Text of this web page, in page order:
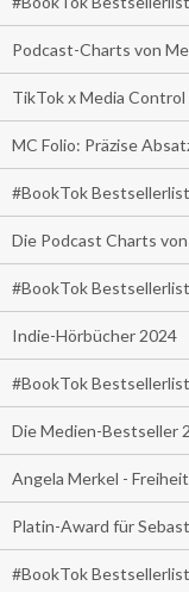
Podcast-Charts von
TikTok x Media
MC Folio: Präzise
#BookTok
Die Podcast Charts
#BookTok
Indie-Hörbücher 2024
#BookTok
Die Medien-Bestseller
Angela Merkel - Freiheit
Platin-Award für
#BookTok